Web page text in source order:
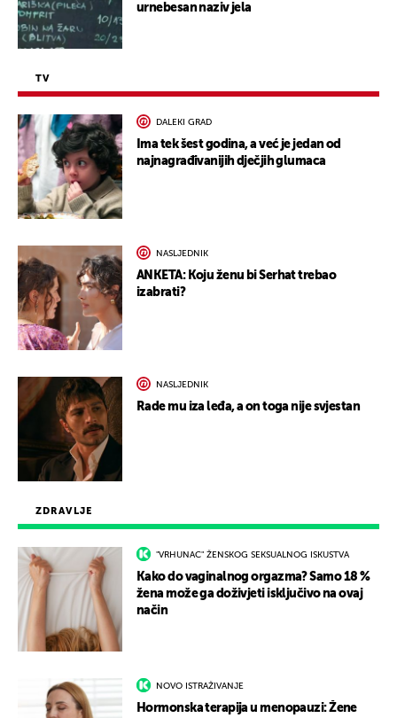
ZDRAVLJE
"VRHUNAC" ŽENSKOG SEKSUALNOG ISKUSTVA
Kako do vaginalnog orgazma? Samo 18 %
žena može ga doživjeti isključivo na ovaj
način
NOVO ISTRAŽIVANJE
Hormonska terapija u menopauzi: Žene
urnebesan naziv jela
TV
DALEKI GRAD
Ima tek šest godina, a već je jedan od
najnagrađivanijih dječjih glumaca
NASLJEDNIK
ANKETA: Koju ženu bi Serhat trebao
izabrati?
NASLJEDNIK
Rade mu iza leđa, a on toga nije svjestan